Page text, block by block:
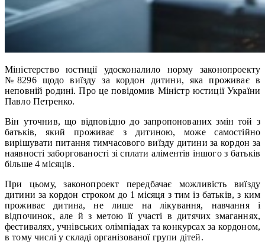
Міністерство юстиції удосконалило норму законопроекту
№8296 щодо виїзду за кордон дитини, яка проживає в
неповній родині. Про це повідомив Міністр юстиції України
Павло Петренко.
Він уточнив, що відповідно до запропонованих змін той з
батьків, який проживає з дитиною, може самостійно
вирішувати питання тимчасового виїзду дитини за кордон за
наявності заборгованості зі сплати аліментів іншого з батьків
більше 4 місяців.
При цьому, законопроект передбачає можливість виїзду
дитини за кордон строком до 1 місяця з тим із батьків, з ким
проживає дитина, не лише на лікування, навчання і
відпочинок, але й з метою її участі в дитячих змаганнях,
фестивалях, учнівських олімпіадах та конкурсах за кордоном,
в тому числі у складі організованої групи дітей.